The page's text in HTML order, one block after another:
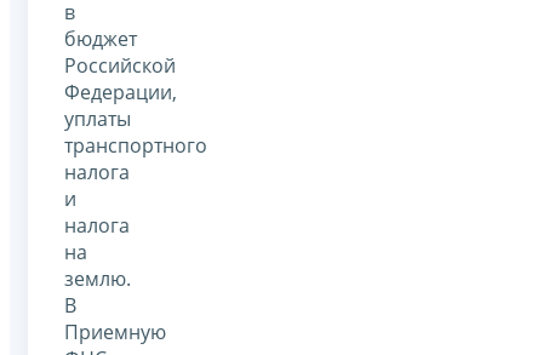
в
бюджет
Российской
Федерации,
уплаты
транспортного
налога
и
налога
на
землю.
В
Приемную